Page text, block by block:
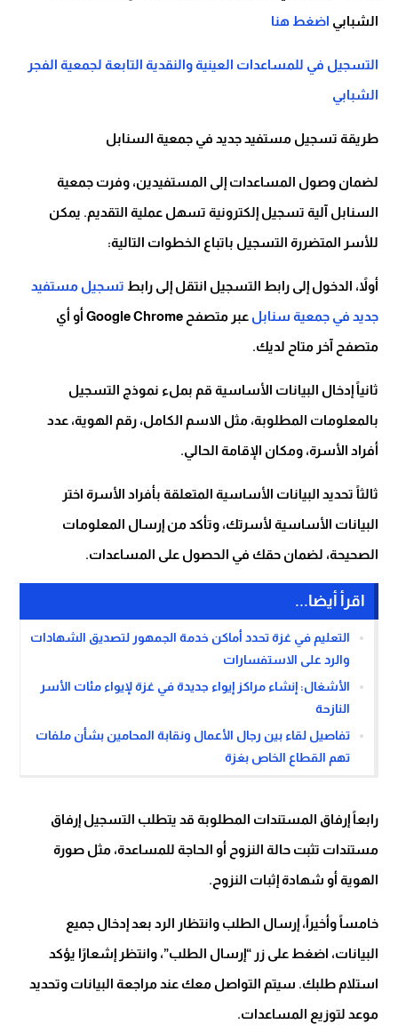
الشبابي اضغط هنا
التسجيل في للمساعدات العينية والنقدية التابعة لجمعية الفجر
الشبابي
طريقة تسجيل مستفيد جديد في جمعية السنابل
لضمان وصول المساعدات إلى المستفيدين، وفرت جمعية
السنابل آلية تسجيل إلكترونية تسهل عملية التقديم. يمكن
للأسر المتضررة التسجيل باتباع الخطوات التالية:
أولاً، الدخول إلى رابط التسجيل انتقل إلى رابط تسجيل مستفيد
جديد في جمعية سنابل
عبر متصفح Google Chrome أو أي
متصفح آخر متاح لديك.
ثانياً إدخال البيانات الأساسية قم بملء نموذج التسجيل
بالمعلومات المطلوبة، مثل الاسم الكامل، رقم الهوية، عدد
أفراد الأسرة، ومكان الإقامة الحالي.
ثالثاً تحديد البيانات الأساسية المتعلقة بأفراد الأسرة اختر
البيانات الأساسية لأسرتك، وتأكد من إرسال المعلومات
الصحيحة، لضمان حقك في الحصول على المساعدات.
اقرأ أيضا...
التعليم في غزة تحدد أماكن خدمة الجمهور لتصديق الشهادات
والرد على الاستفسارات
الأشغال: إنشاء مراكز إيواء جديدة في غزة لإيواء مئات الأسر
النازحة
تفاصيل لقاء بين رجال الأعمال ونقابة المحامين بشأن ملفات
تهم القطاع الخاص بغزة
رابعاً إرفاق المستندات المطلوبة قد يتطلب التسجيل إرفاق
مستندات تثبت حالة النزوح أو الحاجة للمساعدة، مثل صورة
الهوية أو شهادة إثبات النزوح.
خامساً وأخيراً، إرسال الطلب وانتظار الرد بعد إدخال جميع
البيانات، اضغط على زر “إرسال الطلب”، وانتظر إشعارًا يؤكد
استلام طلبك. سيتم التواصل معك عند مراجعة البيانات وتحديد
موعد لتوزيع المساعدات.